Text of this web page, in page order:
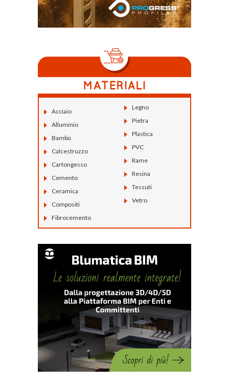
Acciaio
Alluminio
Bambù
Calcestruzzo
Cartongesso
Cemento
Ceramica
Compositi
Fibrocemento
Legno
Pietra
Plastica
PVC
Rame
Resina
Tessuti
Vetro